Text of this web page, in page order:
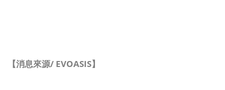
【消息來源/ EVOASIS】